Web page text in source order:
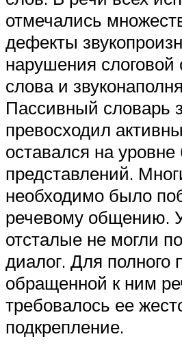
отмечались
дефекты
нарушения слоговой
слова и
Пассивный словарь
превосходил
оставался на
представлений.
необходимо было
речевому общению.
отсталые не могли
диалог. Для полного
обращенной к ним
требовалось ее
подкрепление.